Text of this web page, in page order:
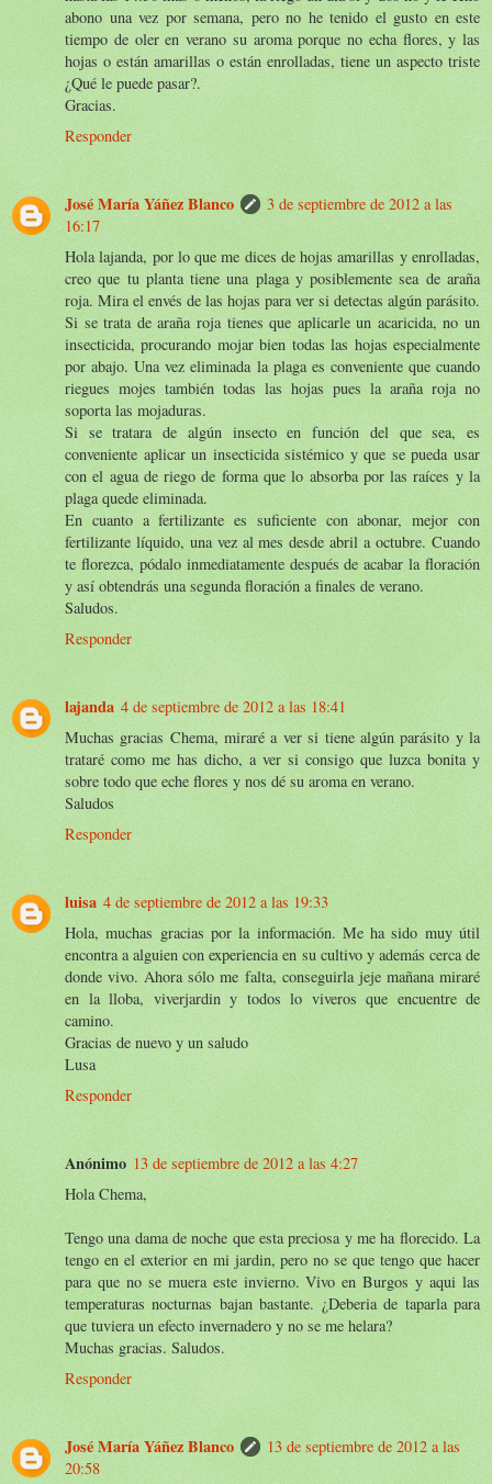
abono una vez por semana, pero no he tenido el gusto en este
tiempo de oler en verano su aroma porque no echa flores, y las
hojas o están amarillas o están enrolladas, tiene un aspecto triste
¿Qué le puede pasar?.
Gracias.
Responder
José María Yáñez Blanco
3 de septiembre de 2012 a las
16:17
Hola lajanda, por lo que me dices de hojas amarillas y enrolladas,
creo que tu planta tiene una plaga y posiblemente sea de araña
roja. Mira el envés de las hojas para ver si detectas algún parásito.
Si se trata de araña roja tienes que aplicarle un acaricida, no un
insecticida, procurando mojar bien todas las hojas especialmente
por abajo. Una vez eliminada la plaga es conveniente que cuando
riegues mojes también todas las hojas pues la araña roja no
soporta las mojaduras.
Si se tratara de algún insecto en función del que sea, es
conveniente aplicar un insecticida sistémico y que se pueda usar
con el agua de riego de forma que lo absorba por las raíces y la
plaga quede eliminada.
En cuanto a fertilizante es suficiente con abonar, mejor con
fertilizante líquido, una vez al mes desde abril a octubre. Cuando
te florezca, pódalo inmediatamente después de acabar la floración
y así obtendrás una segunda floración a finales de verano.
Saludos.
Responder
lajanda 4 de septiembre de 2012 a las 18:41
Muchas gracias Chema, miraré a ver si tiene algún parásito y la
trataré como me has dicho, a ver si consigo que luzca bonita y
sobre todo que eche flores y nos dé su aroma en verano.
Saludos
Responder
luisa 4 de septiembre de 2012 a las 19:33
Hola, muchas gracias por la información. Me ha sido muy útil
encontra a alguien con experiencia en su cultivo y además cerca de
donde vivo. Ahora sólo me falta, conseguirla jeje mañana miraré
en la lloba, viverjardin y todos lo viveros que encuentre de
camino.
Gracias de nuevo y un saludo
Lusa
Responder
Anónimo 13 de septiembre de 2012 a las 4:27
Hola Chema,
Tengo una dama de noche que esta preciosa y me ha florecido. La
tengo en el exterior en mi jardin, pero no se que tengo que hacer
para que no se muera este invierno. Vivo en Burgos y aqui las
temperaturas nocturnas bajan bastante. ¿Deberia de taparla para
que tuviera un efecto invernadero y no se me helara?
Muchas gracias. Saludos.
Responder
José María Yáñez Blanco
13 de septiembre de 2012 a las
20:58